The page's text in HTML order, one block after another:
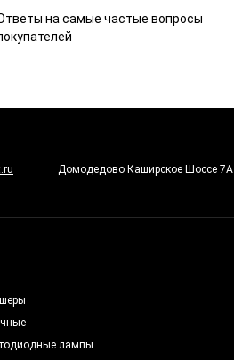
на самые частые вопросы
Домодедово Каширское Шоссе 7А
лампы